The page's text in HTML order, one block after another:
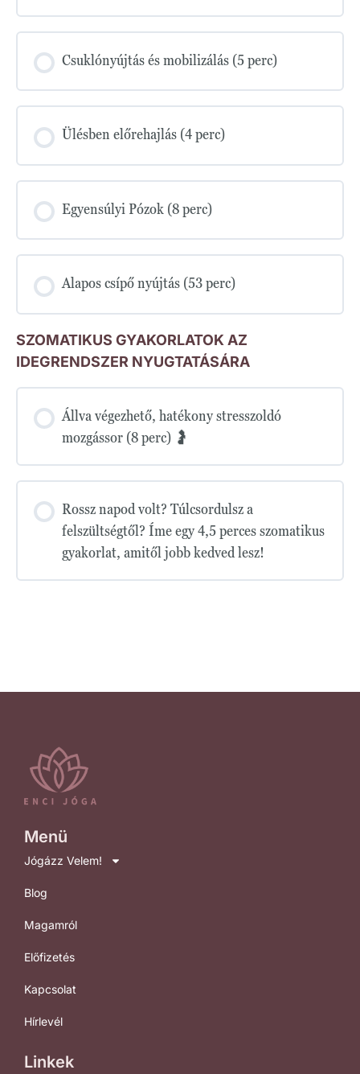
Csuklónyújtás és mobilizálás (5 perc)
Ülésben előrehajlás (4 perc)
Egyensúlyi Pózok (8 perc)
Alapos csípő nyújtás (53 perc)
SZOMATIKUS GYAKORLATOK AZ
IDEGRENDSZER NYUGTATÁSÁRA
Állva végezhető, hatékony stresszoldó
mozgássor (8 perc) 🤰
Rossz napod volt? Túlcsordulsz a
felszültségtől? Íme egy 4,5 perces szomatikus
gyakorlat, amitől jobb kedved lesz!
Menü
Jógázz Velem!
Blog
Magamról
Előfizetés
Kapcsolat
Hírlevél
Linkek